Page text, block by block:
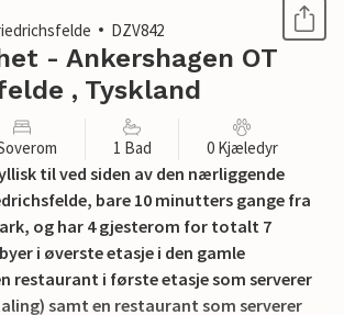
DZV842
- Ankershagen OT
, Tyskland
1 Bad 0 Kjæledyr
til ved siden av den nærliggende
bare 10 minutters gange fra
og har 4 gjesterom for totalt 7
i øverste etasje i den gamle
restaurant i første etasje som serverer
samt en restaurant som serverer